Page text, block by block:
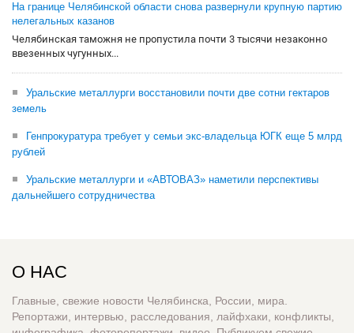
На границе Челябинской области снова развернули крупную партию
нелегальных казанов
Челябинская таможня не пропустила почти 3 тысячи незаконно
ввезенных чугунных...
Уральские металлурги восстановили почти две сотни гектаров
земель
Генпрокуратура требует у семьи экс-владельца ЮГК еще 5 млрд
рублей
Уральские металлурги и «АВТОВАЗ» наметили перспективы
дальнейшего сотрудничества
О НАС
Главные, свежие новости Челябинска, России, мира.
Репортажи, интервью, расследования, лайфхаки, конфликты,